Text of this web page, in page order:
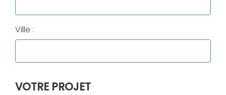
Ville :
VOTRE PROJET